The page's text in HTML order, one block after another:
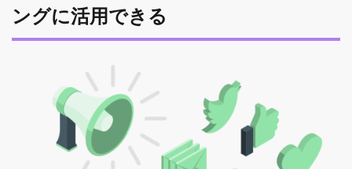
ングに活用できる